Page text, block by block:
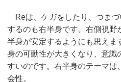
Reは、ケガをしたり、つまづ
するのも右半身です。右側視野
半身が安定するようにも思えま
身の可動性が大きくなり、意識
すいのです。右半身のテーマは
会性。